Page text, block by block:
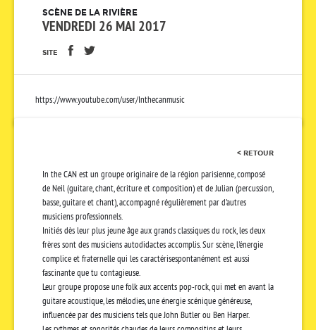
SCÈNE DE LA RIVIÈRE
VENDREDI 26 MAI 2017
SITE
https://www.youtube.com/user/Inthecanmusic
< RETOUR
In the CAN est un groupe originaire de la région parisienne, composé
de Neil (guitare, chant, écriture et composition) et de Julian (percussion,
basse, guitare et chant), accompagné régulièrement par d'autres
musiciens professionnels.
Initiés dès leur plus jeune âge aux grands classiques du rock, les deux
frères sont des musiciens autodidactes accomplis. Sur scène, l'énergie
complice et fraternelle qui les caractérisespontanément est aussi
fascinante que tu contagieuse.
Leur groupe propose une folk aux accents pop-rock, qui met en avant la
guitare acoustique, les mélodies, une énergie scénique généreuse,
influencée par des musiciens tels que John Butler ou Ben Harper.